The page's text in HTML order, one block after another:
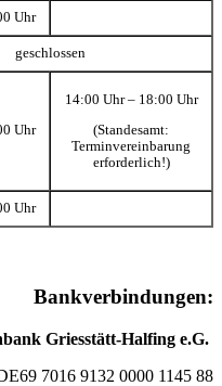
Uhr
geschlossen
Uhr
14:00 Uhr – 18:00 Uhr
(Standesamt:
Terminvereinbarung
erforderlich!)
Uhr
Bankverbindungen:
Griesstätt-Halfing e.G.
7016 9132 0000 1145 88